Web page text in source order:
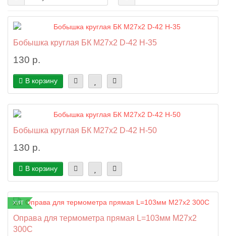
Бобышка круглая БК М27х2 D-42 H-35
130 р.
В корзину
Бобышка круглая БК М27х2 D-42 H-50
130 р.
В корзину
ХИТ
Оправа для термометра прямая L=103мм M27x2
300C